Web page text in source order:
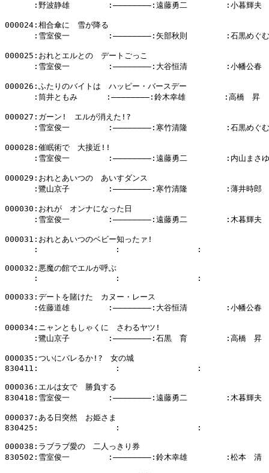
      :野波静雄        :――――――――:遠藤勇二        :小暮輝夫
000024:相合傘に　雪が降る
      :雪室俊一        :――――――――:矢部秋則        :石黒めぐむ
000025:おれとエルとの　デートごっこ
      :雪室俊一        :――――――――:大谷恒清        :小幡公春
000026:ふたりのバイトは　ハッピー・バースデー
      :筒井ともみ      :――――――――:鈴木幸雄        :高橋　昇
000027:ガーン!　エルが消えた!?
      :雪室俊一        :――――――――:寒竹清隆        :石黒めぐむ
000028:催眠術で　大接近!!
:雪室俊一        :――――――――:遠藤勇二        :内山まさ
000029:おれとあいつの　あいすダンス
      :鷺山京子        :――――――――:寒竹清隆        :薄井時郎
000030:おれが　オンナになった日
      :雪室俊一        :――――――――:遠藤勇二        :木暮輝夫
000031:おれとあいつのベビー知ったァ!
:                :                :
000032:悪魔の館でエルが呼ぶ
:                :                :
000033:デートを賭けた　カヌー・レース
      :佐藤道雄        :――――――――:大谷恒清        :小幡公春
000034:ニャンともしゃくに　さわるヤツ!
      :鷺山京子        :――――――――:石黒　育        :高橋　昇
000035:ついにバレるか!?　女の城
830411:                :                :
000036:エルは女で　勝負する
830418:雪室俊一        :――――――――:遠藤勇二        :木暮輝夫
000037:ある日突然　お姫さま
830425:                :                :
000038:ラブラブ愛の　二人っきり券
830502:雪室俊一        :――――――――:鈴木幸雄        :松本　清